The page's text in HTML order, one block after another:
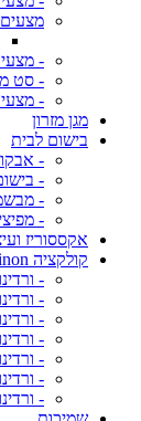
מצעים
-
- סט
-
מגן מזרון
בישום לבית
-
-
-
-
אקססוריז
קולקציה Vardinon - ורדינון
-
-
-
-
-
-
-